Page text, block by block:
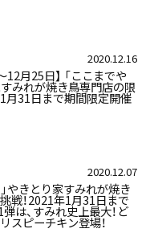
2020.12.16
12月25日】 「ここまでや
すみれが焼き鳥専門店の限
月31日まで期間限定開催
2020.12.07
」やきとり家すみれが焼き
戦！2021年1月31日まで
は、すみれ史上最大！ど
スピーチキン登場！